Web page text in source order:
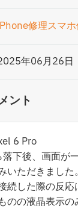
修理スマ
年06月26日
ント
6 Pro
下後、画面が
ただきました。
続した際の反応
のの液晶表示